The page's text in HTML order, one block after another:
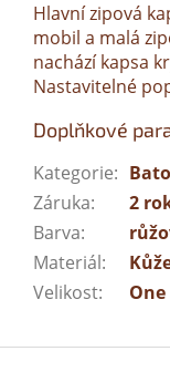
Hlavní zipová
mobil a malá
nachází kapsa
Nastavitelné
Doplňkové
Kategorie:
Záruka:
2
Barva:
Materiál:
Velikost: One